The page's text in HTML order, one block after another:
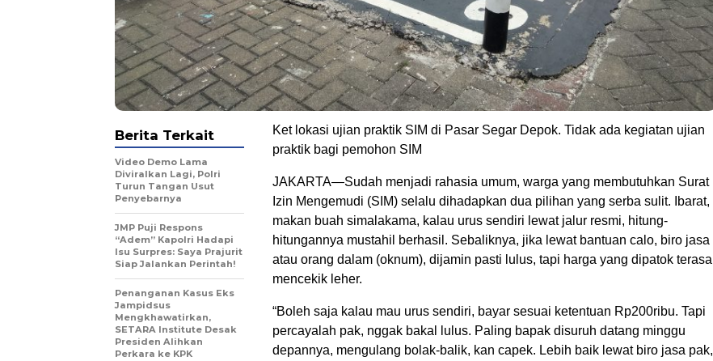
Ket lokasi ujian praktik SIM di Pasar Segar Depok. Tidak ada kegiatan ujian
praktik bagi pemohon SIM
JAKARTA—Sudah menjadi rahasia umum, warga yang membutuhkan Surat
Izin Mengemudi (SIM) selalu dihadapkan dua pilihan yang serba sulit. Ibarat,
makan buah simalakama, kalau urus sendiri lewat jalur resmi, hitung-
hitungannya mustahil berhasil. Sebaliknya, jika lewat bantuan calo, biro jasa
atau orang dalam (oknum), dijamin pasti lulus, tapi harga yang dipatok terasa
mencekik leher.
“Boleh saja kalau mau urus sendiri, bayar sesuai ketentuan Rp200ribu. Tapi
percayalah pak, nggak bakal lulus. Paling bapak disuruh datang minggu
depannya, mengulang bolak-balik, kan capek. Lebih baik lewat biro jasa pak,
Berita Terkait
Video Demo Lama
Diviralkan Lagi, Polri
Turun Tangan Usut
Penyebarnya
JMP Puji Respons
“Adem” Kapolri Hadapi
Isu Surpres: Saya Prajurit
Siap Jalankan Perintah!
Penanganan Kasus Eks
Jampidsus
Mengkhawatirkan,
SETARA Institute Desak
Presiden Alihkan
Perkara ke KPK